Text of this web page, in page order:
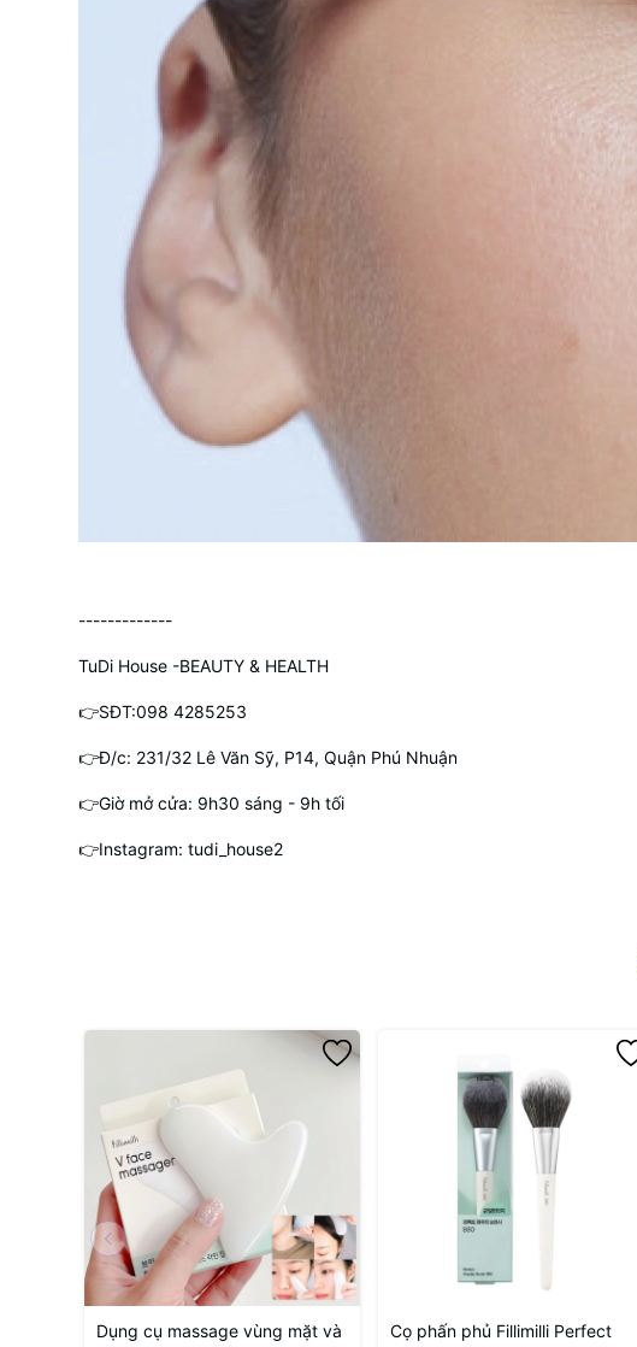
-------------
TuDi House -BEAUTY & HEALTH
👉SĐT:098 4285253
👉Đ/c: 231/32 Lê Văn Sỹ, P14, Quận Phú Nhuận
👉Giờ mở cửa: 9h30 sáng - 9h tối
👉Instagram: tudi_house2
Dụng cụ massage vùng mặt và
Cọ phấn phủ Fillimilli Perfect